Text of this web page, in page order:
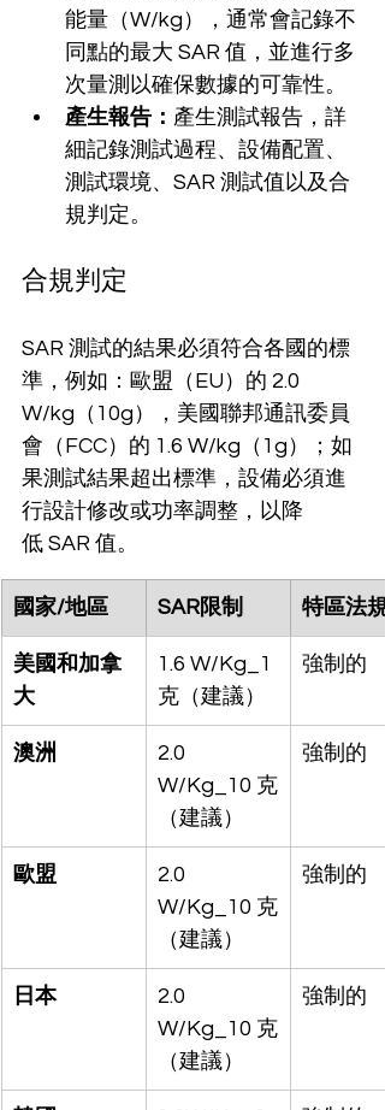
能量（W/kg），通常會記錄不
同點的最大 SAR 值，並進行多
次量測以確保數據的可靠性。
產生報告： 產生測試報告，詳
細記錄測試過程、設備配置、
測試環境、SAR 測試值以及合
規判定。
合規判定
SAR 測試的結果必須符合各國的標
準，例如：歐盟（EU）的 2.0
W/kg（10g），美國聯邦通訊委員
會（FCC）的 1.6 W/kg（1g）；如
果測試結果超出標準，設備必須進
行設計修改或功率調整，以降
低 SAR 值。
國家/地區 SAR限制 特區法規
美國和加拿
大
1.6 W/Kg_1
克（建議）
強制的
澳洲
2.0
W/Kg_10 克
（建議）
強制的
歐盟
2.0
W/Kg_10 克
（建議）
強制的
日本
2.0
W/Kg_10 克
（建議）
強制的